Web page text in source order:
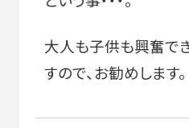
大人も子供も興奮で
すので、お勧めします。